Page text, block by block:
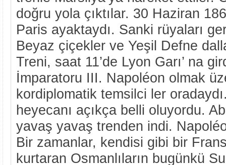
doğru yola çıktılar. 30 Haziran
Paris ayaktaydı. Sanki rüyaları
Beyaz çiçekler ve Yeşil Defne
Treni, saat 11’de Lyon Garı’ na
İmparatoru III. Napoléon olmak
kordiplomatik temsilci ler
heyecanı açıkça belli oluyordu.
yavaş yavaş trenden indi.
Bir zamanlar, kendisi gibi bir
kurtaran Osmanlıların bugünkü